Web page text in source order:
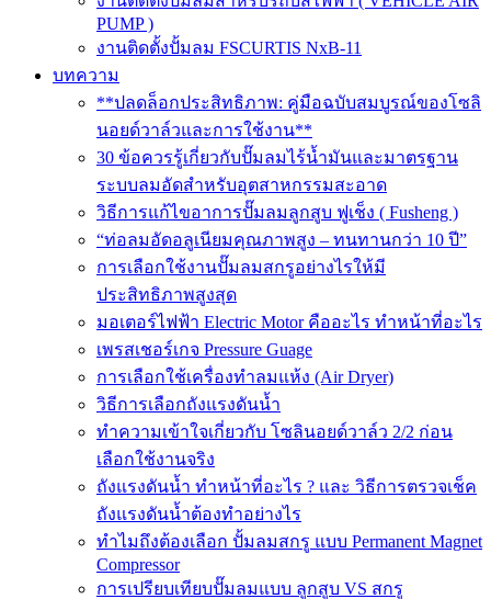
PUMP )
งานติดตั้งปั้มลม FSCURTIS NxB-11
บทความ
**ปลดล็อกประสิทธิภาพ: คู่มือฉบับสมบูรณ์ของโซลิ
นอยด์วาล์วและการใช้งาน**
30 ข้อควรรู้เกี่ยวกับปั๊มลมไร้น้ำมันและมาตรฐาน
ระบบลมอัดสำหรับอุตสาหกรรมสะอาด
วิธีการแก้ไขอาการปั๊มลมลูกสูบ ฟูเช็ง ( Fusheng )
“ท่อลมอัดอลูเนียมคุณภาพสูง – ทนทานกว่า 10 ปี”
การเลือกใช้งานปั๊มลมสกรูอย่างไรให้มี
ประสิทธิภาพสูงสุด
มอเตอร์ไฟฟ้า Electric Motor คืออะไร ทำหน้าที่อะไร
เพรสเชอร์เกจ Pressure Guage
การเลือกใช้เครื่องทำลมแห้ง (Air Dryer)
วิธีการเลือกถังแรงดันน้ำ
ทำความเข้าใจเกี่ยวกับ โซลินอยด์วาล์ว 2/2 ก่อน
เลือกใช้งานจริง
ถังแรงดันน้ำ ทำหน้าที่อะไร ? และ วิธีการตรวจเช็ค
ถังแรงดันน้ำต้องทำอย่างไร
ทำไมถึงต้องเลือก ปั้มลมสกรู แบบ Permanent Magnet
Compressor
การเปรียบเทียบปั๊มลมแบบ ลูกสูบ VS สกรู